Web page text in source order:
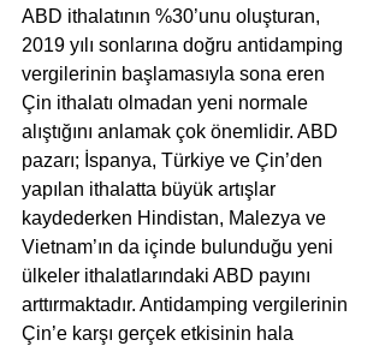
ABD ithalatının %30’unu oluşturan,
2019 yılı sonlarına doğru antidamping
vergilerinin başlamasıyla sona eren
Çin ithalatı olmadan yeni normale
alıştığını anlamak çok önemlidir. ABD
pazarı; İspanya, Türkiye ve Çin’den
yapılan ithalatta büyük artışlar
kaydederken Hindistan, Malezya ve
Vietnam’ın da içinde bulunduğu yeni
ülkeler ithalatlarındaki ABD payını
arttırmaktadır. Antidamping vergilerinin
Çin’e karşı gerçek etkisinin hala